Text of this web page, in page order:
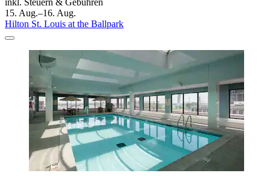
inkl. Steuern & Gebühren
15. Aug.–16. Aug.
Hilton St. Louis at the Ballpark